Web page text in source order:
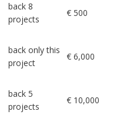
back 8
projects
€ 500
back only this
project
€ 6,000
back 5
projects
€ 10,000